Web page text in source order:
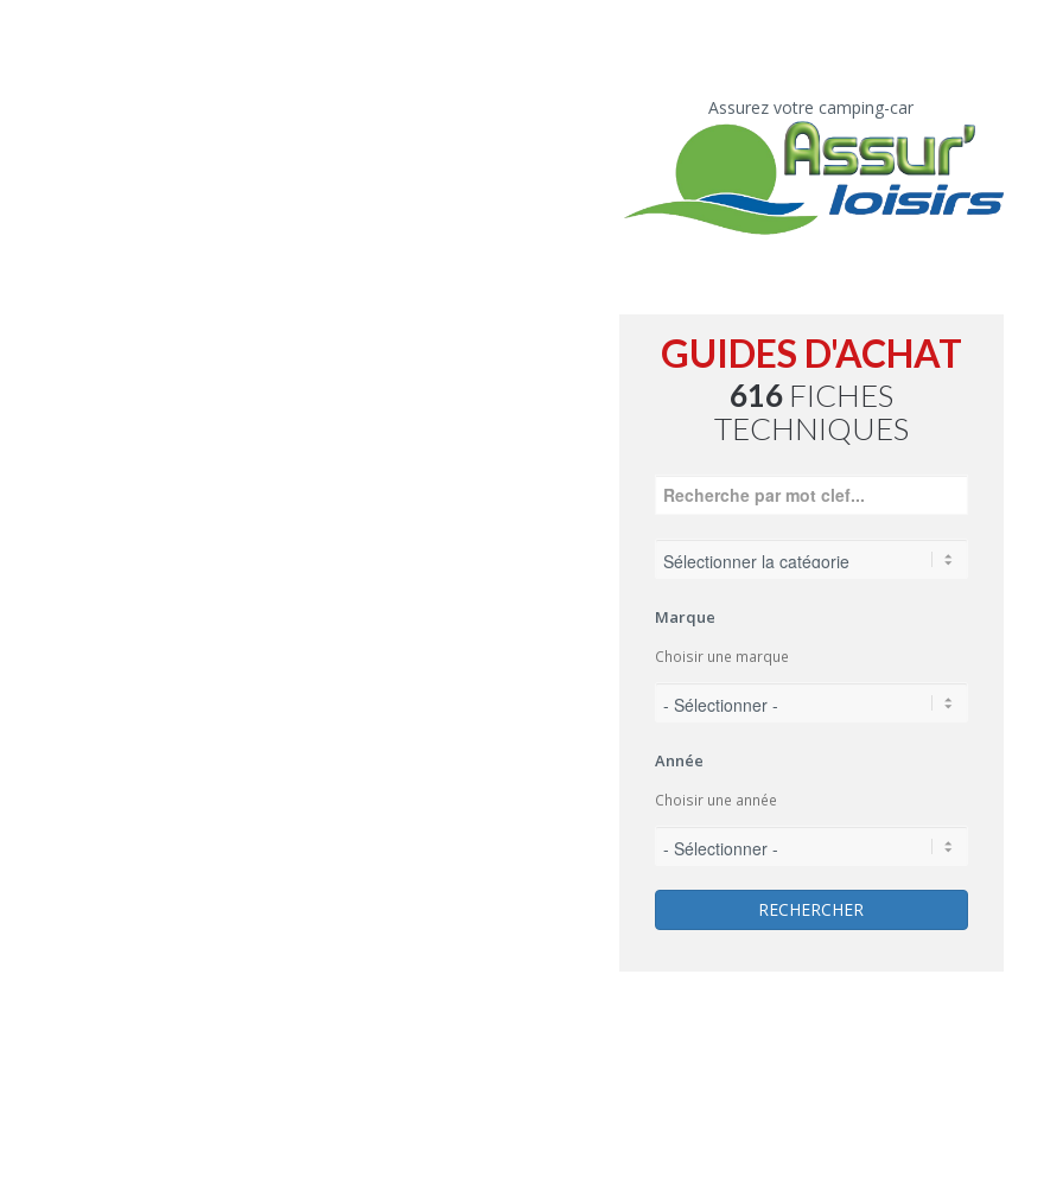
Assurez votre camping-car
GUIDES D'ACHAT
616FICHES
TECHNIQUES
Marque
Choisir une marque
Année
Choisir une année
RECHERCHER